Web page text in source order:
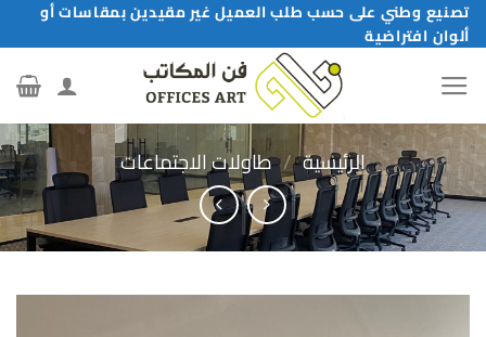
تخطي
للمحتوى
تصنيع وطني على حسب طلب العميل غير مقيدين بمقاسات أو
ألوان افتراضية
الرئيسية / طاولات الاجتماعات